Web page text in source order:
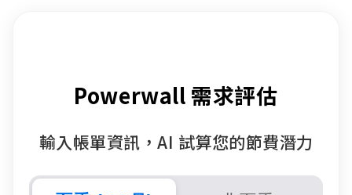
Powerwall 需求評估
輸入帳單資訊，AI 試算您的節費潛力